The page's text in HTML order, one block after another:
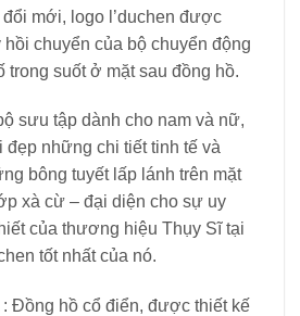
mới, logo l’duchen được
hồi chuyển của bộ chuyển động
trong suốt ở mặt sau đồng hồ.
sưu tập dành cho nam và nữ,
đẹp những chi tiết tinh tế và
bông tuyết lấp lánh trên mặt
xà cừ – đại diện cho sự uy
của thương hiệu Thụy Sĩ tại
tốt nhất của nó.
: Đồng hồ cổ điển, được thiết kế